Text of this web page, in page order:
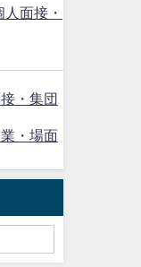
面接・
・集団
・場面